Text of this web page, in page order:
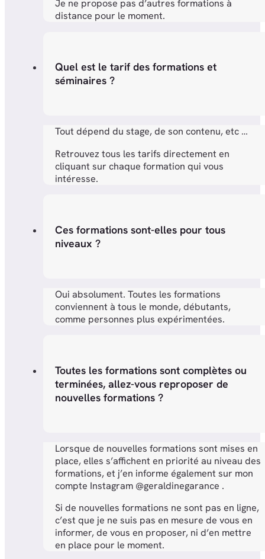
Je ne propose pas d’autres formations à
distance pour le moment.
Quel est le tarif des formations et
séminaires ?
Tout dépend du stage, de son contenu, etc …
Retrouvez tous les tarifs directement en
cliquant sur chaque formation qui vous
intéresse.
Ces formations sont-elles pour tous
niveaux ?
Oui absolument. Toutes les formations
conviennent à tous le monde, débutants,
comme personnes plus expérimentées.
Toutes les formations sont complètes ou
terminées, allez-vous reproposer de
nouvelles formations ?
Lorsque de nouvelles formations sont mises en
place, elles s’affichent en priorité au niveau des
formations, et j’en informe également sur mon
compte Instagram @geraldinegarance .
Si de nouvelles formations ne sont pas en ligne,
c’est que je ne suis pas en mesure de vous en
informer, de vous en proposer, ni d’en mettre
en place pour le moment.